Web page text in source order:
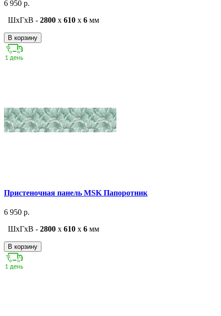
6 950 р.
ШxГxВ - 2800 x 610 x 6 мм
В корзину
Пристеночная панель MSK Папоротник
6 950 р.
ШxГxВ - 2800 x 610 x 6 мм
В корзину